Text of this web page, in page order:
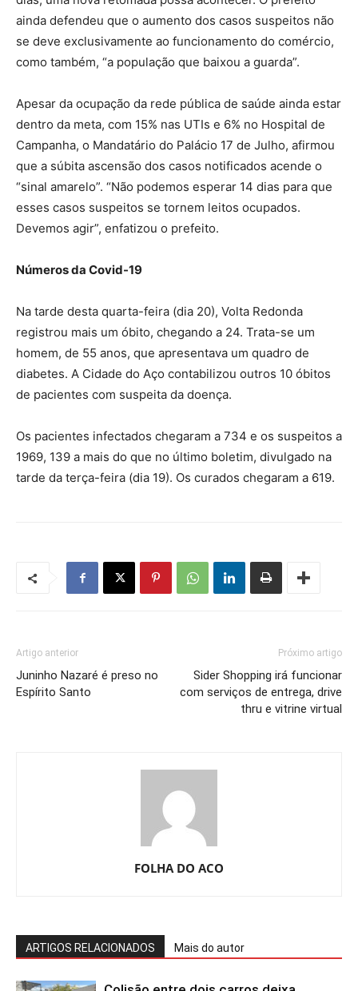
ainda defendeu que o aumento dos casos suspeitos não
se deve exclusivamente ao funcionamento do comércio,
como também, “a população que baixou a guarda”.
Apesar da ocupação da rede pública de saúde ainda estar
dentro da meta, com 15% nas UTIs e 6% no Hospital de
Campanha, o Mandatário do Palácio 17 de Julho, afirmou
que a súbita ascensão dos casos notificados acende o
“sinal amarelo”. “Não podemos esperar 14 dias para que
esses casos suspeitos se tornem leitos ocupados.
Devemos agir”, enfatizou o prefeito.
Números da Covid-19
Na tarde desta quarta-feira (dia 20), Volta Redonda
registrou mais um óbito, chegando a 24. Trata-se um
homem, de 55 anos, que apresentava um quadro de
diabetes. A Cidade do Aço contabilizou outros 10 óbitos
de pacientes com suspeita da doença.
Os pacientes infectados chegaram a 734 e os suspeitos a
1969, 139 a mais do que no último boletim, divulgado na
tarde da terça-feira (dia 19). Os curados chegaram a 619.
Artigo anterior
Juninho Nazaré é preso no
Espírito Santo
Próximo artigo
Sider Shopping irá funcionar
com serviços de entrega, drive
thru e vitrine virtual
FOLHA DO ACO
ARTIGOS RELACIONADOS Mais do autor